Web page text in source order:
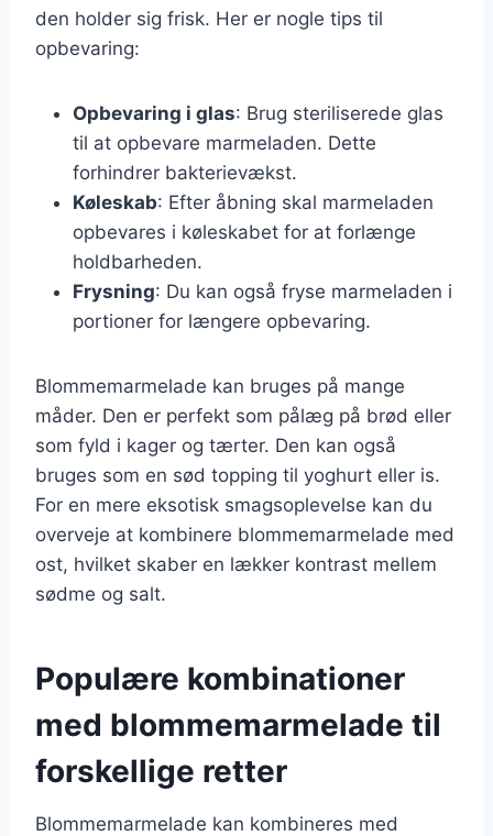
den holder sig frisk. Her er nogle tips til
opbevaring:
Opbevaring i glas: Brug steriliserede glas
til at opbevare marmeladen. Dette
forhindrer bakterievækst.
Køleskab: Efter åbning skal marmeladen
opbevares i køleskabet for at forlænge
holdbarheden.
Frysning: Du kan også fryse marmeladen i
portioner for længere opbevaring.
Blommemarmelade kan bruges på mange
måder. Den er perfekt som pålæg på brød eller
som fyld i kager og tærter. Den kan også
bruges som en sød topping til yoghurt eller is.
For en mere eksotisk smagsoplevelse kan du
overveje at kombinere blommemarmelade med
ost, hvilket skaber en lækker kontrast mellem
sødme og salt.
Populære kombinationer
med blommemarmelade til
forskellige retter
Blommemarmelade kan kombineres med